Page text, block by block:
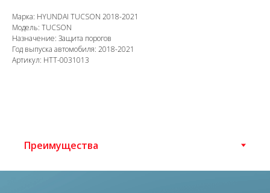
Марка: HYUNDAI TUCSON 2018-2021
Модель: TUCSON
Назначение: Защита порогов
Год выпуска автомобиля: 2018-2021
Артикул: HTT-0031013